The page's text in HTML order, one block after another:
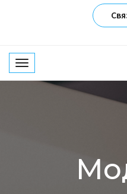
Toggle navigation